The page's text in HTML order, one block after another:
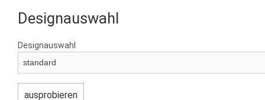
Designauswahl
Designauswahl